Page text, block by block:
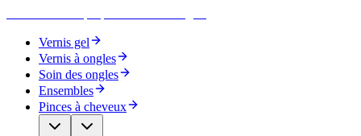
Vernis gel
Vernis à ongles
Soin des ongles
Ensembles
Pinces à cheveux